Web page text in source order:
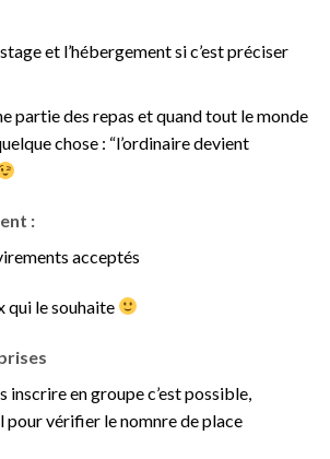
et l’hébergement si c’est préciser
partie des repas et quand tout le monde
chose : “l’ordinaire devient
:
acceptés
qui le souhaite
inscrire en groupe c’est possible,
pour vérifier le nomnre de place